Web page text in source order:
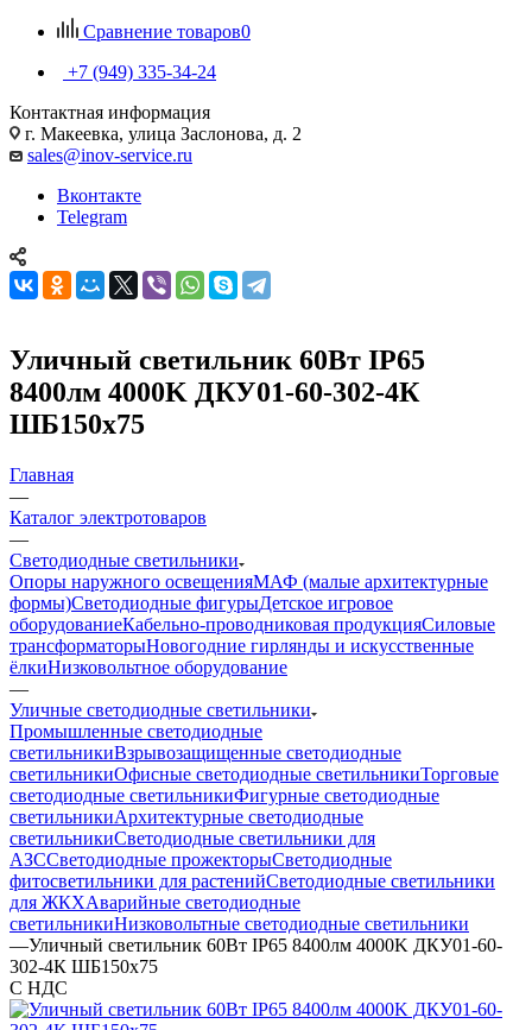
Сравнение товаров0
+7 (949) 335-34-24
Контактная информация
г. Макеевка, улица Заслонова, д. 2
sales@inov-service.ru
Вконтакте
Telegram
Уличный светильник 60Вт IP65
8400лм 4000K ДКУ01-60-302-4К
ШБ150х75
Главная
—
Каталог электротоваров
—
Светодиодные светильники
Опоры наружного освещенияМАФ (малые архитектурные
формы)Светодиодные фигурыДетское игровое
оборудованиеКабельно-проводниковая продукцияСиловые
трансформаторыНовогодние гирлянды и искусственные
ёлкиНизковольтное оборудование
—
Уличные светодиодные светильники
Промышленные светодиодные
светильникиВзрывозащищенные светодиодные
светильникиОфисные светодиодные светильникиТорговые
светодиодные светильникиФигурные светодиодные
светильникиАрхитектурные светодиодные
светильникиСветодиодные светильники для
АЗССветодиодные прожекторыСветодиодные
фитосветильники для растенийСветодиодные светильники
для ЖКХАварийные светодиодные
светильникиНизковольтные светодиодные светильники
—Уличный светильник 60Вт IP65 8400лм 4000K ДКУ01-60-
302-4К ШБ150х75
С НДС